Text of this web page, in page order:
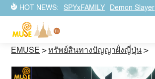
HOT NEWS: SPYxFAMILY Demon Slayer
EMUSE >ทรัพย์สินทางปัญญาฝั่งญี่ปุ่น >